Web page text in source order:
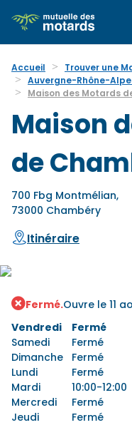
au
contenu
principal
Accueil
Trouver une
Auvergne-Rhône-
Maison des Motards
Maison
de
700 Fbg Montmélian,
73000 Chambéry
Itinéraire
Fermé.Ouvre le 11
Vendredi
Fermé
Samedi
Fermé
Dimanche
Fermé
Lundi
Fermé
Mardi
10:00-12:00
Mercredi
Fermé
Jeudi
Fermé